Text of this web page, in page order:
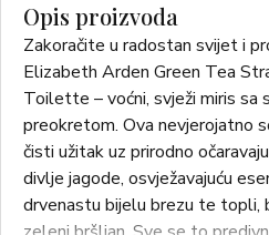
Opis proizvoda
Zakoračite u radostan svijet i
Elizabeth Arden Green Tea
Toilette – voćni, svježi miris sa
preokretom. Ova nevjerojatno
čisti užitak uz prirodno
divlje jagode, osvježavajuću
drvenastu bijelu brezu te topli,